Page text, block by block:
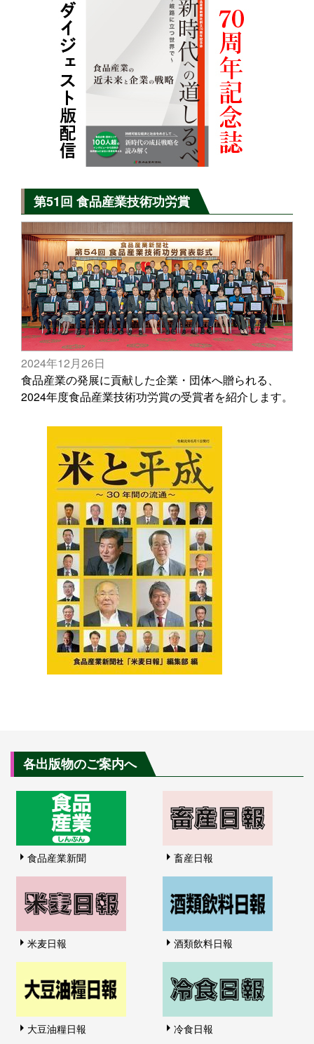
第51回 食品産業技術功労賞
2024年12月26日
食品産業の発展に貢献した企業・団体へ贈られる、
2024年度食品産業技術功労賞の受賞者を紹介します。
各出版物のご案内へ
食品産業新聞 畜産日報
米麦日報 酒類飲料日報
大豆油糧日報 冷食日報